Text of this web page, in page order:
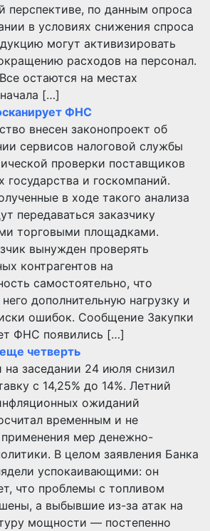
перспективе, по данным опроса
в условиях снижения спроса
могут активизировать
расходов на персонал.
остаются на местах
[…]
ФНС
внесен законопроект об
сервисов налоговой службы
проверки поставщиков
государства и госкомпаний.
в ходе такого анализа
передаваться заказчику
торговыми площадками.
вынужден проверять
контрагентов на
самостоятельно, что
дополнительную нагрузку и
ошибок. Сообщение Закупки
ФНС появились […]
четверть
на заседании 24 июля снизил
с 14,25% до 14%. Летний
ожиданий
временным и не
мер денежно-
В целом заявления Банка
успокаивающими: он
что проблемы с топливом
а выбывшие из-за атак на
мощности — постепенно